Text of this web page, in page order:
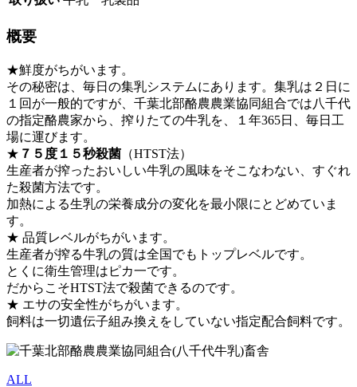
概要
★鮮度がちがいます。
その秘密は、毎日の集乳システムにあります。集乳は２日に
１回が一般的ですが、千葉北部酪農農業協同組合では八千代
の指定酪農家から、搾りたての牛乳を、１年365日、毎日工
場に運びます。
★ ７５度１５秒殺菌 （HTST法）
生産者が搾ったおいしい牛乳の風味をそこなわない、すぐれ
た殺菌方法です。
加熱による生乳の栄養成分の変化を最小限にとどめていま
す。
★ 品質レベルがちがいます。
生産者が搾る牛乳の質は全国でもトップレベルです。
とくに衛生管理はピカ一です。
だからこそHTST法で殺菌できるのです。
★ エサの安全性がちがいます。
飼料は一切遺伝子組み換えをしていない指定配合飼料です。
ALL